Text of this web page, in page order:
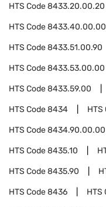
HTS Code8433.20.00.20
HTS Code8433.40.00.00
HTS Code8433.51.00.90
HTS Code8433.53.00.00
HTS Code8433.59.00
HTS Code8434 HTS
HTS Code8434.90.00.00
HTS Code8435.10
HTS Code8435.90
HTS Code8436 HTS